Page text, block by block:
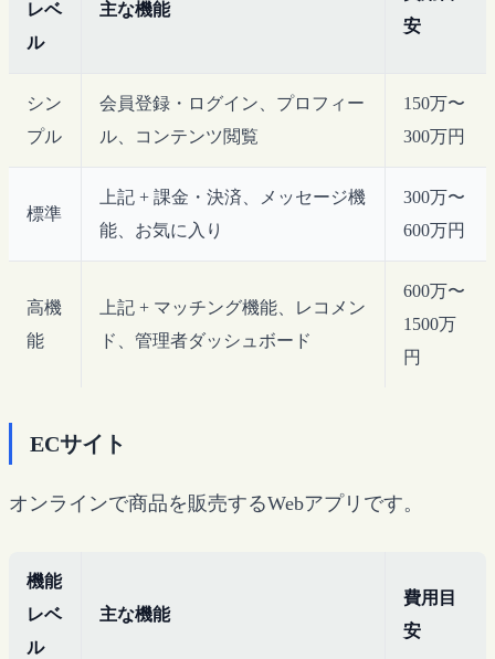
レベ
ル
主な機能
安
シン
プル
会員登録・ログイン、プロフィー
ル、コンテンツ閲覧
150万〜
300万円
標準
上記 + 課金・決済、メッセージ機
能、お気に入り
300万〜
600万円
高機
能
上記 + マッチング機能、レコメン
ド、管理者ダッシュボード
600万〜
1500万
円
ECサイト
オンラインで商品を販売するWebアプリです。
機能
レベ
ル
主な機能
費用目
安